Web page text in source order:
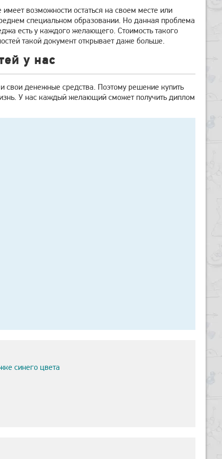
возможности остаться на своем месте или
специальном образовании. Но данная проблема
есть у каждого желающего. Стоимость такого
такой документ открывает даже больше.
у нас
свои денежные средства. Поэтому решение купить
У нас каждый желающий сможет получить диплом
синего цвета